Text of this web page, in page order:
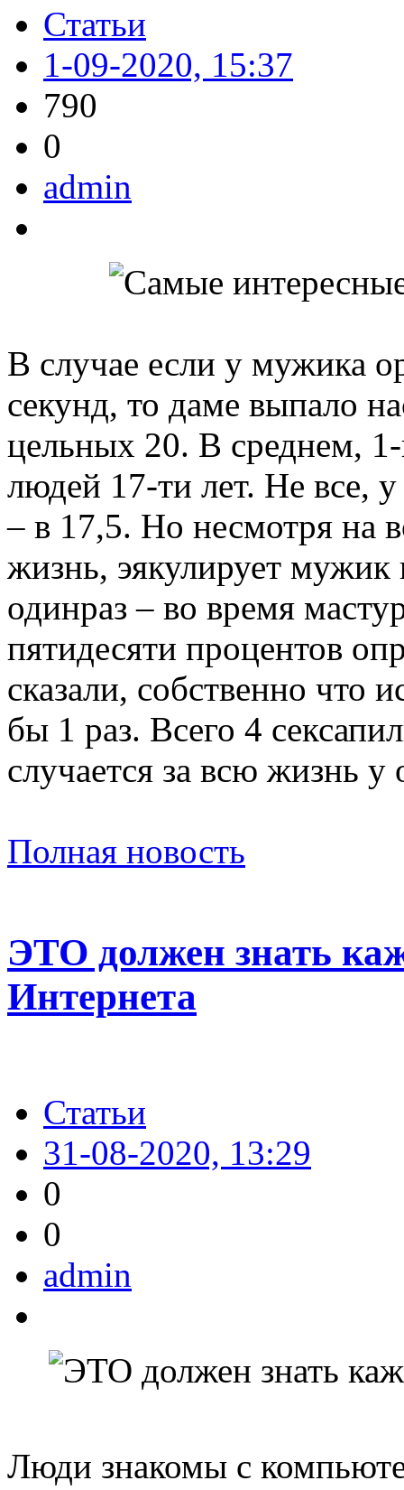
Статьи
1-09-2020, 15:37
790
0
admin
В случае если у мужика
секунд, то даме выпало
цельных 20. В среднем,
людей 17-ти лет. Не все,
– в 17,5. Но несмотря на
жизнь, эякулирует
одинраз – во время
пятидесяти процентов
сказали, собственно что
бы 1 раз. Всего 4
случается за всю жизнь
Полная новость
ЭТО должен знать
Интернета
Статьи
31-08-2020, 13:29
0
0
admin
Люди знакомы с